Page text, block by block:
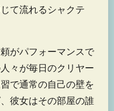
て流れるシャクテ
がパフォーマンスで
々が毎日のクリヤー
で通常の自己の壁を
彼女はその部屋の誰